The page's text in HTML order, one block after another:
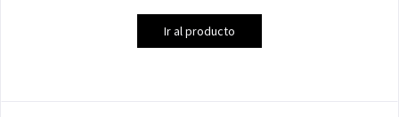
Ir al producto